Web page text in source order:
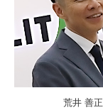
荒井 善正